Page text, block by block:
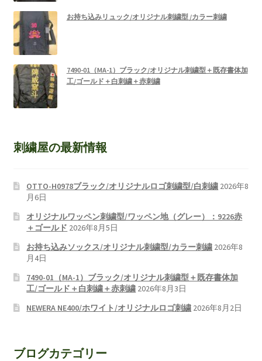
お持ち込みリュック/オリジナル刺繍型 /カラー刺繍
7490-01（MA-1）ブラック/オリジナル刺繍型＋既存書体加
工/ゴールド＋白刺繍＋赤刺繍
刺繍屋の最新情報
OTTO-H0978ブラック/オリジナルロゴ刺繍型/白刺繍 2026年8
月6日
オリジナルワッペン刺繍型/ワッペン地（グレー）：9226赤
＋ゴールド 2026年8月5日
お持ち込みソックス/オリジナル刺繍型/カラー刺繍 2026年8
月4日
7490-01（MA-1）ブラック/オリジナル刺繍型＋既存書体加
工/ゴールド＋白刺繍＋赤刺繍 2026年8月3日
NEWERA NE400/ホワイト/オリジナルロゴ刺繍 2026年8月2日
ブログカテゴリー